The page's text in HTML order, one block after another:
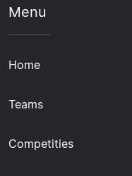
Menu
Home
Teams
Competities